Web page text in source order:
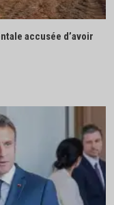
accusée d’avoir